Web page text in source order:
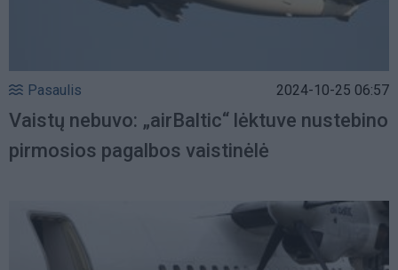
Pasaulis 2024-10-25 06:57
Vaistų nebuvo: „airBaltic“ lėktuve nustebino
pirmosios pagalbos vaistinėlė